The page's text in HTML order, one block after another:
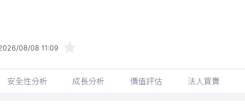
08/08 11:09
安全性分析 成長分析 價值評估 法人買賣